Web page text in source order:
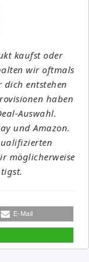
kaufst oder
wir oftmals
dich entstehen
haben
Auswahl.
und Amazon.
möglicherweise
E-Mail